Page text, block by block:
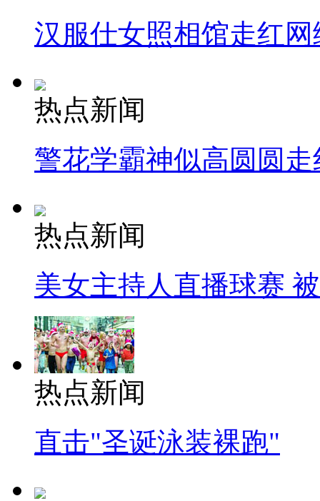
汉服仕女照相馆走红网
热点新闻
警花学霸神似高圆圆走
热点新闻
美女主持人直播球赛
热点新闻
直击"圣诞泳装裸跑"